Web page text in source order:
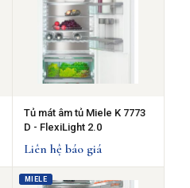
Tủ mát âm tủ Miele K 7773
D - FlexiLight 2.0
Liên hệ báo giá
MIELE